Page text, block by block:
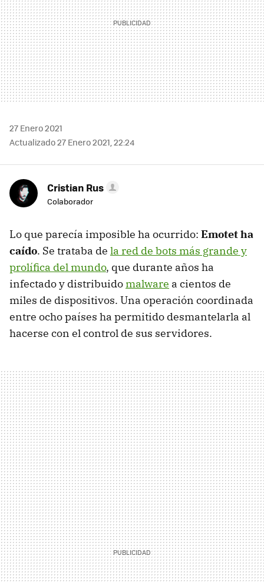
27 Enero 2021
Actualizado 27 Enero 2021, 22:24
Cristian Rus
Colaborador
Lo que parecía imposible ha ocurrido: Emotet ha
caído. Se trataba de la red de bots más grande y
prolífica del mundo, que durante años ha
infectado y distribuidomalware a cientos de
miles de dispositivos. Una operación coordinada
entre ocho países ha permitido desmantelarla al
hacerse con el control de sus servidores.